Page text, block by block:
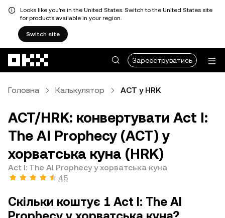
Looks like you're in the United States. Switch to the United States site
for products available in your region.
Switch site
Зареєструватись
Головна Калькулятор ACT у HRK
ACT/HRK: конвертувати Act I:
The AI Prophecy (ACT) у
хорватська куна (HRK)
Act I: The AI Prophecy у хорватська куна
4,5
Скільки коштує 1 Act I: The AI